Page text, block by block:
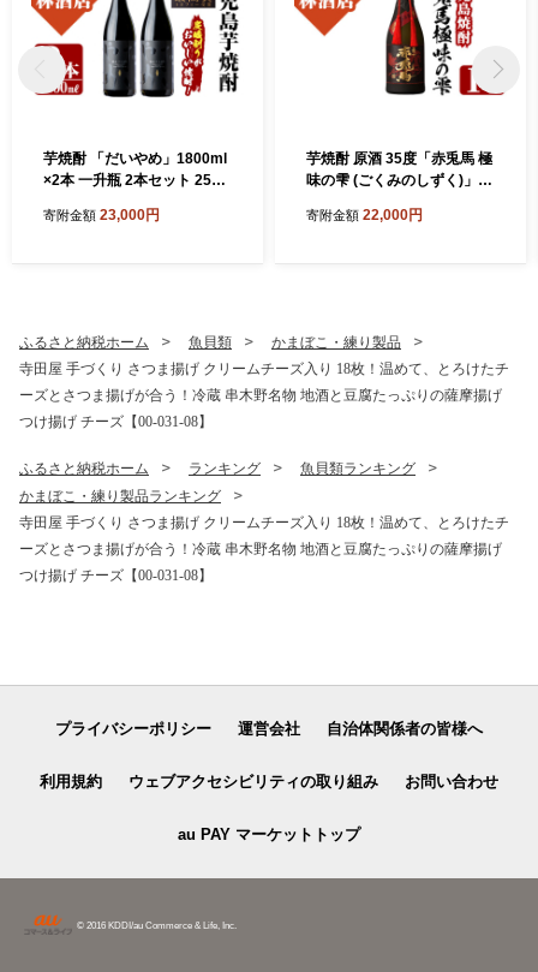
芋焼酎 「だいやめ」1800ml
×2本 一升瓶 2本セット 25度
やめハイボール 焼酎ハイボ
寄附金額 23,000円
芋焼酎 原酒 35度「赤兎馬 極
味の雫 (ごくみのしずく)」 7
酎 【99-023-19】
寄附金額 22,000円
ふるさと納税ホーム 魚貝類
かまぼこ・練り製品
寺田屋 手づくり さつま揚げ クリームチーズ入り 18枚！温めて、とろけたチ
ーズとさつま揚げが合う！冷蔵 串木野名物 地酒と豆腐たっぷりの薩摩揚げ
つけ揚げ チーズ【00-031-08】
ふるさと納税ホーム ランキング
魚貝類ランキング
かまぼこ・練り製品ランキング
寺田屋 手づくり さつま揚げ クリームチーズ入り 18枚！温めて、とろけたチ
ーズとさつま揚げが合う！冷蔵 串木野名物 地酒と豆腐たっぷりの薩摩揚げ
つけ揚げ チーズ【00-031-08】
プライバシーポリシー 運営会社 自治体関係者の皆様へ
利用規約 ウェブアクセシビリティの取り組み お問い合わせ
au PAY マーケットトップ
© 2016 KDDI/au Commerce & Life, Inc.